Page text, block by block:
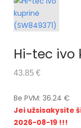
Hi-tec ivo
43.85 €
Be PVM: 36.24 €
Jei užsisakysite
2026-08-19 !!!